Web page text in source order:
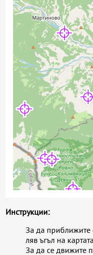
Инструкции:
За да приближите
ляв ъгъл на картата
За да се движите